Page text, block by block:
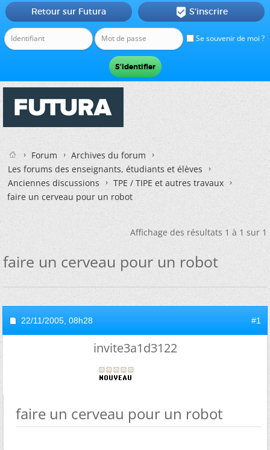
Se souvenir de moi ?
Retour sur Futura  S'inscrire
Forum
Archives du forum
Les forums des enseignants, étudiants et élèves
Anciennes discussions
TPE / TIPE et autres travaux
faire un cerveau pour un robot
Affichage des résultats 1 à 1 sur 1
faire un cerveau pour un robot
22/11/2005, 08h28 #1
invite3a1d3122
faire un cerveau pour un robot